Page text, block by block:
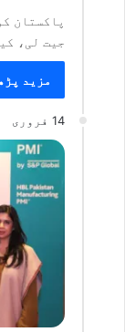
پاکستان
جیت لی، کیوی ٹیم
مزید
14 فروری